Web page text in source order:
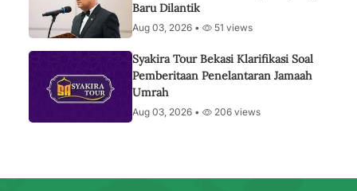
Baru Dilantik
Aug 03, 2026 • 51 views
Syakira Tour Bekasi Klarifikasi Soal
Pemberitaan Penelantaran Jamaah
Umrah
Aug 03, 2026 • 206 views